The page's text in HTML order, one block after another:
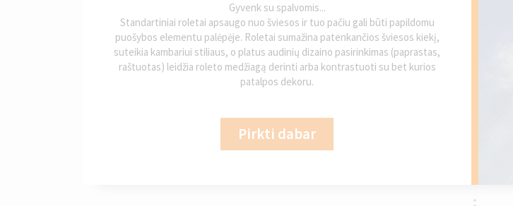
Gyvenk su spalvomis...
Standartiniai roletai apsaugo nuo šviesos ir tuo pačiu gali būti papildomu
puošybos elementu palėpėje. Roletai sumažina patenkančios šviesos kiekį,
suteikia kambariui stiliaus, o platus audinių dizaino pasirinkimas (paprastas,
raštuotas) leidžia roleto medžiagą derinti arba kontrastuoti su bet kurios
patalpos dekoru.
Pirkti dabar